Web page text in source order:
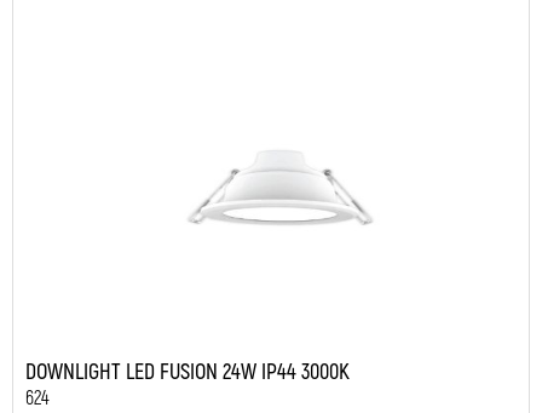
DOWNLIGHT LED FUSION 24W IP44 3000K
624